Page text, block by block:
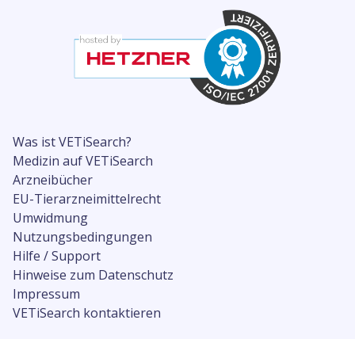
Was ist VETiSearch?
Medizin auf VETiSearch
Arzneibücher
EU-Tierarzneimittelrecht
Umwidmung
Nutzungsbedingungen
Hilfe / Support
Hinweise zum Datenschutz
Impressum
VETiSearch kontaktieren